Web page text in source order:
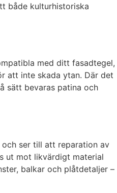
både kulturhistoriska
med ditt fasadtegel,
att inte skada ytan. Där det
sätt bevaras patina och
ser till att reparation av
ut mot likvärdigt material
balkar och plåtdetaljer –